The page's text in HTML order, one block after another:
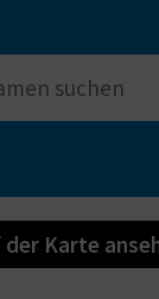
Karte